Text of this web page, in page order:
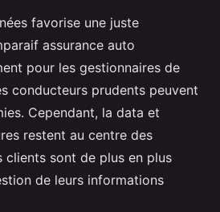
favorise une juste
assurance auto
pour les gestionnaires de
conducteurs prudents peuvent
Cependant, la data et
restent au centre des
clients sont de plus en plus
de leurs informations